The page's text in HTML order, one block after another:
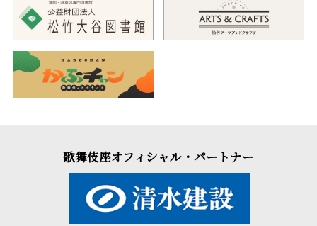
歌舞伎座オフィシャル・パートナー